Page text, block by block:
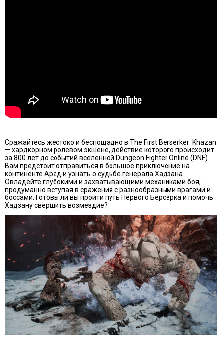
Сражайтесь жестоко и беспощадно в The First Berserker: Khazan
— хардкорном ролевом экшене, действие которого происходит
за 800 лет до событий вселенной Dungeon Fighter Online (DNF).
Вам предстоит отправиться в большое приключение на
континенте Арад и узнать о судьбе генерала Хадзана.
Овладейте глубокими и захватывающими механиками боя,
продуманно вступая в сражения с разнообразными врагами и
боссами. Готовы ли вы пройти путь Первого Берсерка и помочь
Хадзану свершить возмездие?